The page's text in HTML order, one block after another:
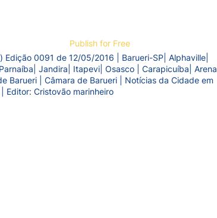
Publish for Free
Edição 0091 de 12/05/2016 | Barueri-SP| Alphaville|
Jandira| Itapevi| Osasco | Carapicuíba| Arena
Barueri | Câmara de Barueri | Notícias da Cidade em
Editor: Cristovão marinheiro